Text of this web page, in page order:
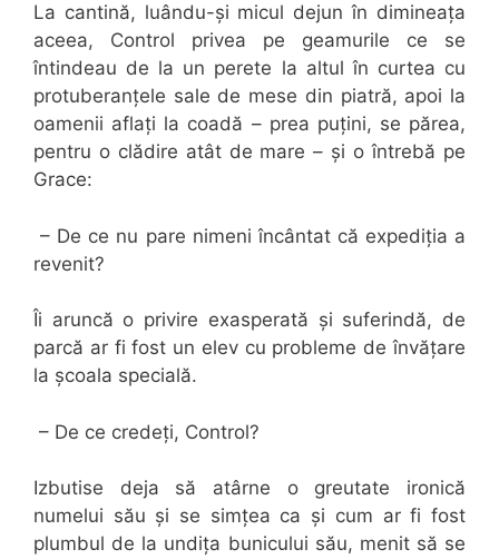
La cantină, luându-și micul dejun în dimineața
aceea, Control privea pe geamurile ce se
întindeau de la un perete la altul în curtea cu
protuberanțele sale de mese din piatră, apoi la
oamenii aflați la coadă – prea puțini, se părea,
pentru o clădire atât de mare – și o întrebă pe
Grace:
– De ce nu pare nimeni încântat că expediția a
revenit?
Îi aruncă o privire exasperată și suferindă, de
parcă ar fi fost un elev cu probleme de învățare
la școala specială.
– De ce credeți, Control?
Izbutise deja să atârne o greutate ironică
numelui său și se simțea ca și cum ar fi fost
plumbul de la undița bunicului său, menit să se